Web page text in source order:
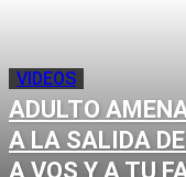
VIDEOS
ADULTO
A LA SALIDA
A VOS Y A TU